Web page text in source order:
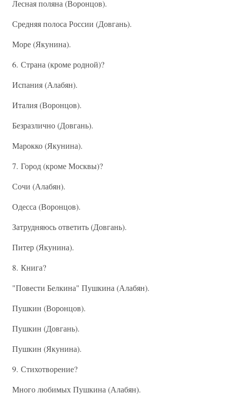
Лесная поляна (Воронцов).
Средняя полоса России (Довгань).
Море (Якунина).
6. Страна (кроме родной)?
Испания (Алабян).
Италия (Воронцов).
Безразлично (Довгань).
Марокко (Якунина).
7. Город (кроме Москвы)?
Сочи (Алабян).
Одесса (Воронцов).
Затрудняюсь ответить (Довгань).
Питер (Якунина).
8. Книга?
"Повести Белкина" Пушкина (Алабян).
Пушкин (Воронцов).
Пушкин (Довгань).
Пушкин (Якунина).
9. Стихотворение?
Много любимых Пушкина (Алабян).